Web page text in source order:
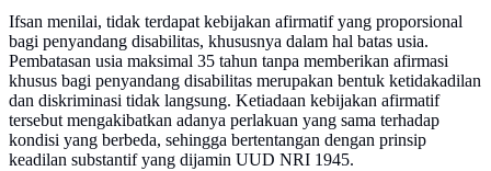
Ifsan menilai, tidak terdapat kebijakan afirmatif yang proporsional
bagi penyandang disabilitas, khususnya dalam hal batas usia.
Pembatasan usia maksimal 35 tahun tanpa memberikan afirmasi
khusus bagi penyandang disabilitas merupakan bentuk ketidakadilan
dan diskriminasi tidak langsung. Ketiadaan kebijakan afirmatif
tersebut mengakibatkan adanya perlakuan yang sama terhadap
kondisi yang berbeda, sehingga bertentangan dengan prinsip
keadilan substantif yang dijamin UUD NRI 1945.